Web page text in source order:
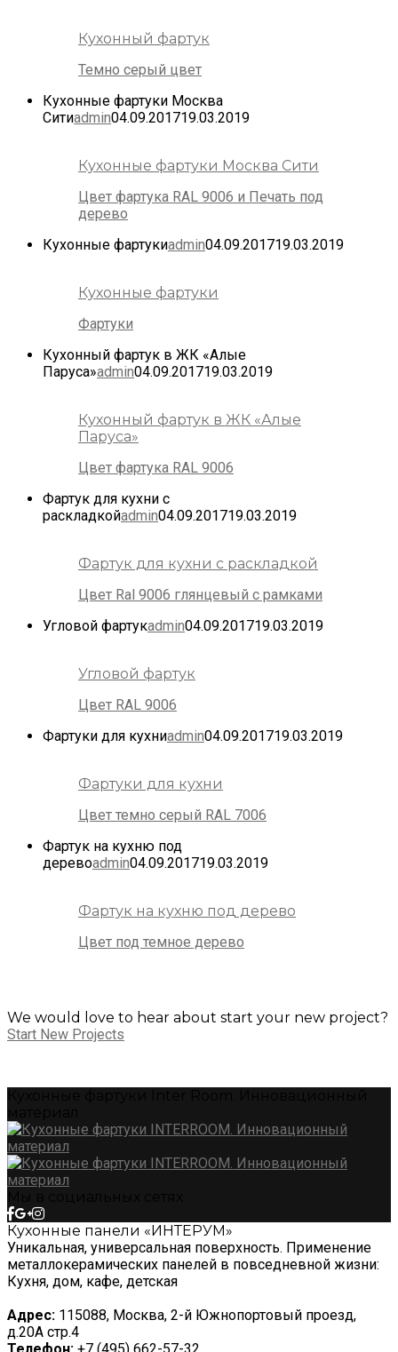
Кухонный фартук
Темно серый цвет
Кухонные фартуки Москва
Ситиadmin04.09.201719.03.2019
Кухонные фартуки Москва Сити
Цвет фартука RAL 9006 и Печать под
дерево
Кухонные фартукиadmin04.09.201719.03.2019
Кухонные фартуки
Фартуки
Кухонный фартук в ЖК «Алые
Паруса»admin04.09.201719.03.2019
Кухонный фартук в ЖК «Алые
Паруса»
Цвет фартука RAL 9006
Фартук для кухни с
раскладкойadmin04.09.201719.03.2019
Фартук для кухни с раскладкой
Цвет Ral 9006 глянцевый с рамками
Угловой фартукadmin04.09.201719.03.2019
Угловой фартук
Цвет RAL 9006
Фартуки для кухниadmin04.09.201719.03.2019
Фартуки для кухни
Цвет темно серый RAL 7006
Фартук на кухню под
деревоadmin04.09.201719.03.2019
Фартук на кухню под дерево
Цвет под темное дерево
We would love to hear about start your new project?
Start New Projects
Кухонные панели «ИНТЕРУМ»
Уникальная, универсальная поверхность. Применение
металлокерамических панелей в повседневной жизни:
Кухня, дом, кафе, детская
Адрес: 115088, Москва, 2-й Южнопортовый проезд,
д.20А стр.4